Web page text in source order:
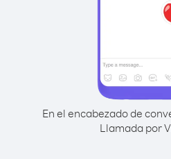
En el encabezado de
Llamada por